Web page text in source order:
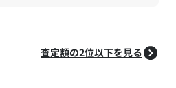
査定額の2位以下を見る